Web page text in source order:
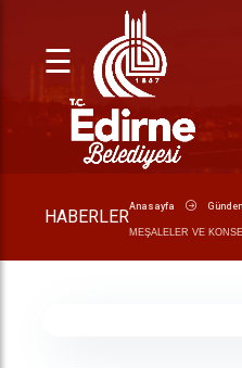
☰
HABERLERAnasayfa
MEŞALELER VE